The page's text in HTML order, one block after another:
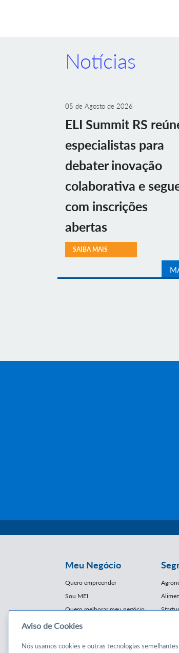
Notícias
05 de Agosto de 2026
ELI Summit RS
especialistas para
debater inovação
colaborativa e
com inscrições
abertas
SAIBA MAIS
Meu Negócio
Quero empreender
Sou MEI
Quero melhorar meu negócio
Conteúdos
E-
Aviso de Cookies
Nós usamos cookies e outras tecnologias semelhantes